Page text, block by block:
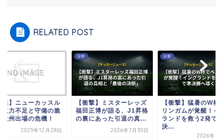
RELATED POST
報】ニューカッスル
点力不足と守備の脆
欧州出場の危機！
2025年12月28日
分析
【衝撃】ミスターレッズ
福田正博が語る、J1昇格
の裏にあった引退の真...
2026年7月30日
分析
【衝撃】猛暑のW杯
リンガムが覚醒！イ
ランドを救う2発で
決...
2026年7